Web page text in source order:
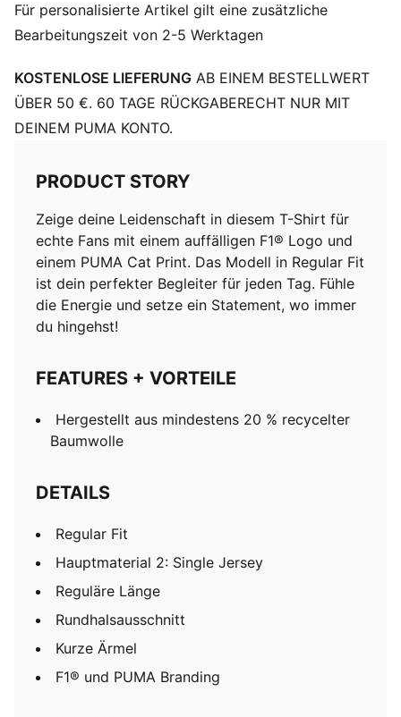
Für personalisierte Artikel gilt eine zusätzliche
Bearbeitungszeit von 2-5 Werktagen
KOSTENLOSE LIEFERUNG AB EINEM BESTELLWERT
ÜBER 50 €. 60 TAGE RÜCKGABERECHT NUR MIT
DEINEM PUMA KONTO.
PRODUCT STORY
Zeige deine Leidenschaft in diesem T-Shirt für
echte Fans mit einem auffälligen F1® Logo und
einem PUMA Cat Print. Das Modell in Regular Fit
ist dein perfekter Begleiter für jeden Tag. Fühle
die Energie und setze ein Statement, wo immer
du hingehst!
FEATURES + VORTEILE
Hergestellt aus mindestens 20 % recycelter
Baumwolle
DETAILS
Regular Fit
Hauptmaterial 2: Single Jersey
Reguläre Länge
Rundhalsausschnitt
Kurze Ärmel
F1® und PUMA Branding